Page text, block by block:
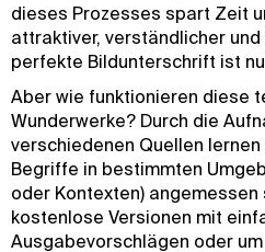
dieses Prozesses spart Zeit
attraktiver, verständlicher
perfekte Bildunterschrift ist
Aber wie funktionieren diese
Wunderwerke? Durch die
verschiedenen Quellen
Begriffe in bestimmten
oder Kontexten) angemessen
kostenlose Versionen mit
Ausgabevorschlägen oder